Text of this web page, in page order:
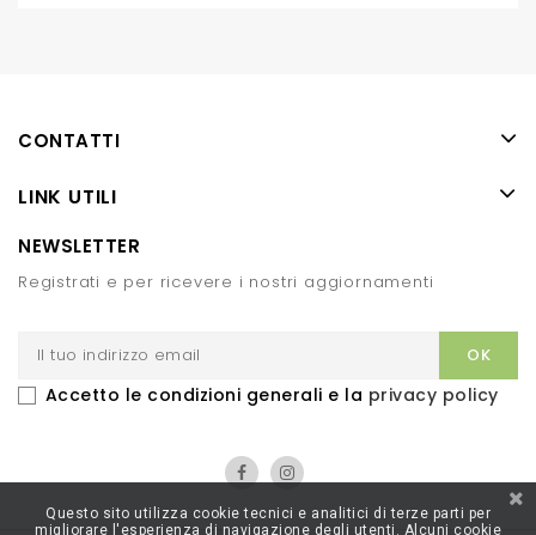
CONTATTI
LINK UTILI
NEWSLETTER
Registrati e per ricevere i nostri aggiornamenti
Accetto le condizioni generali e la privacy policy
Questo sito utilizza cookie tecnici e analitici di terze parti per
migliorare l'esperienza di navigazione degli utenti. Alcuni cookie